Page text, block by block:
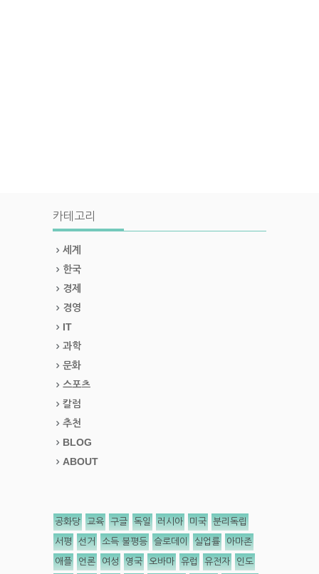
카테고리
세계
한국
경제
경영
IT
과학
문화
스포츠
칼럼
추천
BLOG
ABOUT
공화당 교육 구글 독일 러시아 미국 분리독립
서평 선거 소득 불평등 슬로데이 실업률 아마존
애플 언론 여성 영국 오바마 유럽 유전자 인도